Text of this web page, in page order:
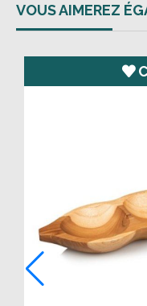
VOUS AIMEREZ